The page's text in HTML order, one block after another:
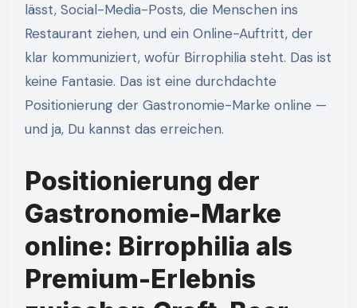
lässt, Social-Media-Posts, die Menschen ins
Restaurant ziehen, und ein Online-Auftritt, der
klar kommuniziert, wofür Birrophilia steht. Das ist
keine Fantasie. Das ist eine durchdachte
Positionierung der Gastronomie-Marke online —
und ja, Du kannst das erreichen.
Positionierung der
Gastronomie-Marke
online: Birrophilia als
Premium-Erlebnis